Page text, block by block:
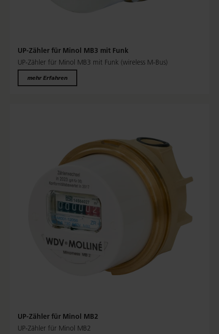
UP-Zähler für Minol MB3 mit Funk
UP-Zähler für Minol MB3 mit Funk (wireless M-Bus)
mehr Erfahren
UP-Zähler für Minol MB2
UP-Zähler für Minol MB2